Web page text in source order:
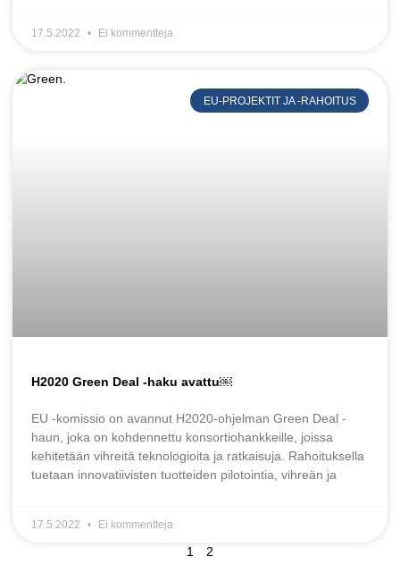
17.5.2022 Ei kommentteja
EU-PROJEKTIT JA -RAHOITUS
H2020 Green Deal -haku avattu￼
EU -komissio on avannut H2020-ohjelman Green Deal -
haun, joka on kohdennettu konsortiohankkeille, joissa
kehitetään vihreitä teknologioita ja ratkaisuja. Rahoituksella
tuetaan innovatiivisten tuotteiden pilotointia, vihreän ja
17.5.2022 Ei kommentteja
1 2